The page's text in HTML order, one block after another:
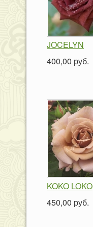
JOCELYN
400,00 руб.
KOKO LOKO
450,00 руб.